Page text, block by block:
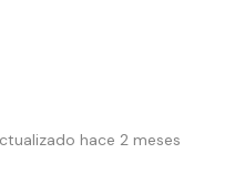
hace 2 meses